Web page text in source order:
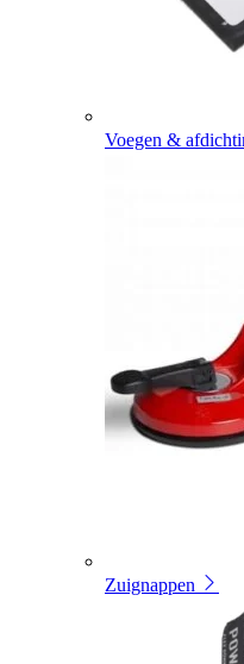
Voegen &
Zuignappen